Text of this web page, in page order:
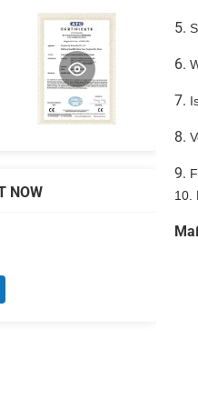
NOW
5.
6.
7.
8.
9.
10.